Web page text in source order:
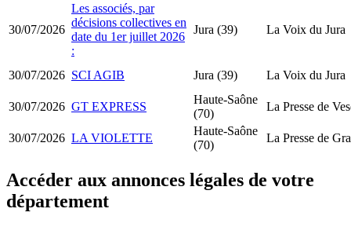
30/07/2026
Les associés, par
décisions collectives en
date du 1er juillet 2026
:
Jura (39) La Voix du Jura
30/07/2026 SCI AGIB Jura (39) La Voix du Jura
30/07/2026 GT EXPRESS
Haute-Saône
(70)
La Presse de
30/07/2026 LA VIOLETTE
Haute-Saône
(70)
La Presse de
Accéder aux annonces légales de votre
département